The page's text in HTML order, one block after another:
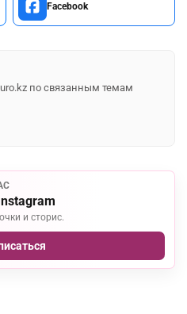
Facebook
по связанным темам
и сторис.